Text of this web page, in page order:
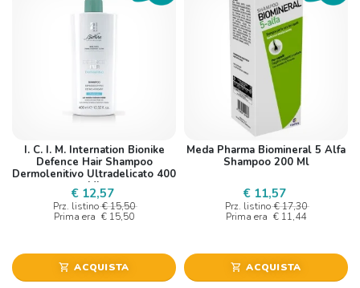
I. C. I. M. Internation Bionike
Defence Hair Shampoo
Dermolenitivo Ultradelicato 400
Ml
€ 12,57
Prz. listino € 15,50
Prima era € 15,50
shopping_cart ACQUISTA
Meda Pharma Biomineral 5 Alfa
Shampoo 200 Ml
€ 11,57
Prz. listino € 17,30
Prima era € 11,44
shopping_cart ACQUISTA